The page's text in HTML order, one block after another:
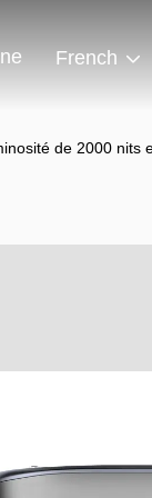
French
de 2000 nits